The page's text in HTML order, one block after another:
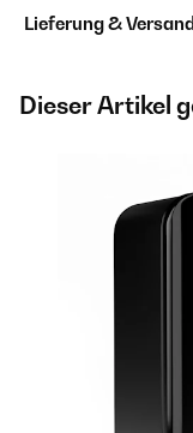
Lieferung & Versand
Dieser Artikel